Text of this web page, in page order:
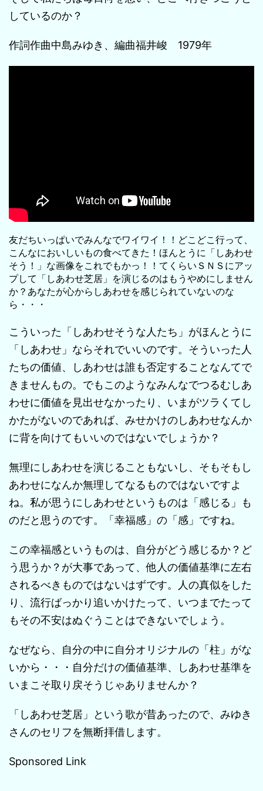
しているのか？
作詞作曲中島みゆき、編曲福井峻 1979年
友だちいっぱいでみんなでワイワイ！！どこどこ行って、
こんなにおいしいもの食べてきた！ほんとうに「しあわせ
そう！」な画像をこれでもかっ！！てくらいＳＮＳにアッ
プして「しあわせ芝居」を演じるのはもうやめにしません
か？あなたが心からしあわせを感じられていないのな
ら・・・
こういった「しあわせそうな人たち」がほんとうに
「しあわせ」ならそれでいいのです。そういった人
たちの価値、しあわせは誰も否定することなんてで
きませんもの。でもこのようなみんなでつるむしあ
わせに価値を見出せなかったり、いまがツラくてし
かたがないのであれば、みせかけのしあわせなんか
に背を向けてもいいのではないでしょうか？
無理にしあわせを演じることもないし、そもそもし
あわせになんか無理してなるものではないですよ
ね。私が思うにしあわせというものは「感じる」も
のだと思うのです。「幸福感」の「感」ですね。
この幸福感というものは、自分がどう感じるか？ど
う思うか？が大事であって、他人の価値基準に左右
されるべきものではないはずです。人の真似をした
り、流行ばっかり追いかけたって、いつまでたって
もその不安はぬぐうことはできないでしょう。
なぜなら、自分の中に自分オリジナルの「柱」がな
いから・・・自分だけの価値基準、しあわせ基準を
いまこそ取り戻そうじゃありませんか？
「しあわせ芝居」という歌が昔あったので、みゆき
さんのセリフを無断拝借します。
Sponsored Link